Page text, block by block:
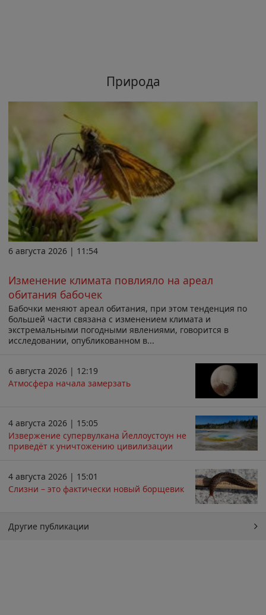
Природа
6 августа 2026 | 11:54
Изменение климата повлияло на ареал
обитания бабочек
Бабочки меняют ареал обитания, при этом тенденция по
большей части связана с изменением климата и
экстремальными погодными явлениями, говорится в
исследовании, опубликованном в...
6 августа 2026 | 12:19
Атмосфера начала замерзать
4 августа 2026 | 15:05
Извержение супервулкана Йеллоустоун не
приведёт к уничтожению цивилизации
4 августа 2026 | 15:01
Слизни – это фактически новый борщевик
Другие публикации